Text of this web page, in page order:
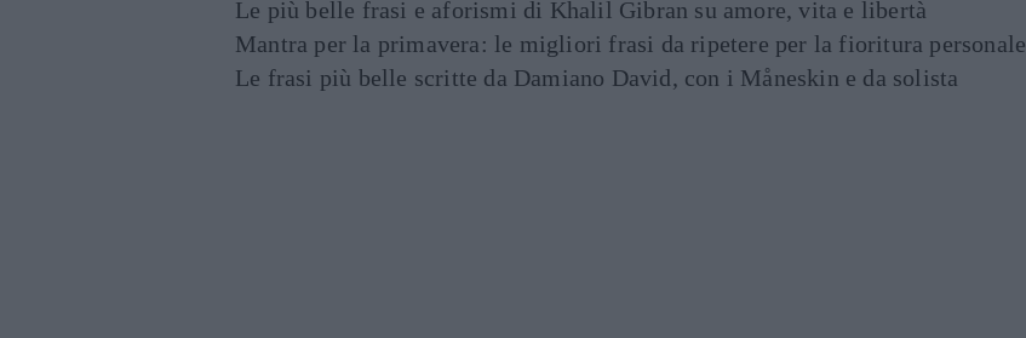
Le più belle frasi e aforismi di Khalil Gibran su amore, vita e libertà
Mantra per la primavera: le migliori frasi da ripetere per la fioritura personale
Le frasi più belle scritte da Damiano David, con i Måneskin e da solista